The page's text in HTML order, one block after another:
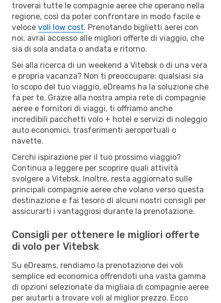
troverai tutte le compagnie aeree che operano nella
regione, così da poter confrontare in modo facile e
veloce voli low cost. Prenotando biglietti aerei con
noi, avrai accesso alle migliori offerte di viaggio, che
sia di sola andata o andata e ritorno.
Sei alla ricerca di un weekend a Vitebsk o di una vera
e propria vacanza? Non ti preoccupare: qualsiasi sia
lo scopo del tuo viaggio, eDreams ha la soluzione che
fa per te. Grazie alla nostra ampia rete di compagnie
aeree e fornitori di viaggi, ti offriamo anche
incredibili pacchetti volo + hotel e servizi di noleggio
auto economici, trasferimenti aeroportuali o
navette.
Cerchi ispirazione per il tuo prossimo viaggio?
Continua a leggere per scoprire quali attività
svolgere a Vitebsk. Inoltre, resta aggiornato sulle
principali compagnie aeree che volano verso questa
destinazione e fai tesoro di alcuni nostri consigli per
assicurarti i vantaggiosi durante la prenotazione.
Consigli per ottenere le migliori offerte
di volo per Vitebsk
Su eDreams, rendiamo la prenotazione dei voli
semplice ed economica offrendoti una vasta gamma
di opzioni selezionate da migliaia di compagnie aeree
per aiutarti a trovare voli al miglior prezzo. Ecco